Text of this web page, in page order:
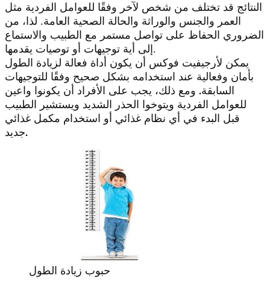
النتائج قد تختلف من شخص لآخر وفقًا للعوامل الفردية مثل
العمر والجنس والوراثة والحالة الصحية العامة. لذا، من
الضروري الحفاظ على تواصل مستمر مع الطبيب والاستماع
إلى أية توجيهات أو توصيات يقدمها.
يمكن لأرجيفيت فوكس أن يكون أداة فعالة لزيادة الطول
بأمان وفعالية عند استخدامه بشكل صحيح وفقًا للتوجيهات
السابقة. ومع ذلك، يجب على الأفراد أن يكونوا واعين
للعوامل الفردية ويتوخوا الحذر الشديد ويستشير الطبيب
قبل البدء في أي نظام غذائي أو استخدام مكمل غذائي
جديد.
حبوب زيادة الطول